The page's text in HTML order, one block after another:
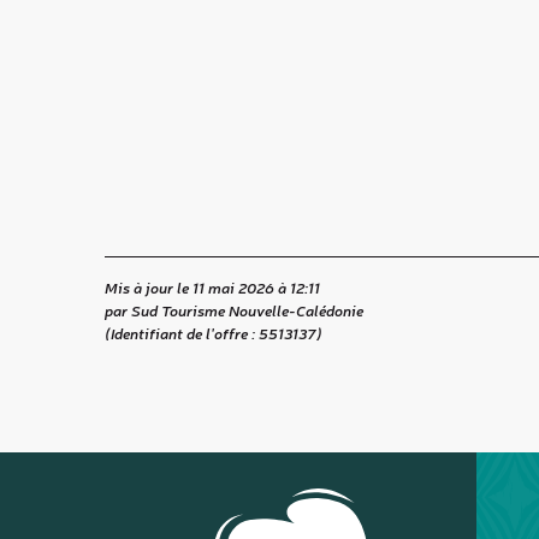
Mis à jour le 11 mai 2026 à 12:11
par Sud Tourisme Nouvelle-Calédonie
(Identifiant de l'offre :5513137)